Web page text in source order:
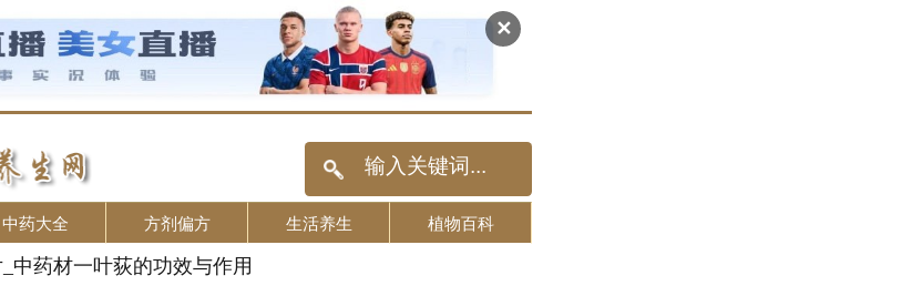
✕
中药大全 方剂偏方 生活养生 植物百科
中药材一叶荻的功效与作用